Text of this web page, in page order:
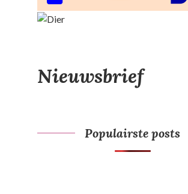
Nieuwsbrief
Populairste posts